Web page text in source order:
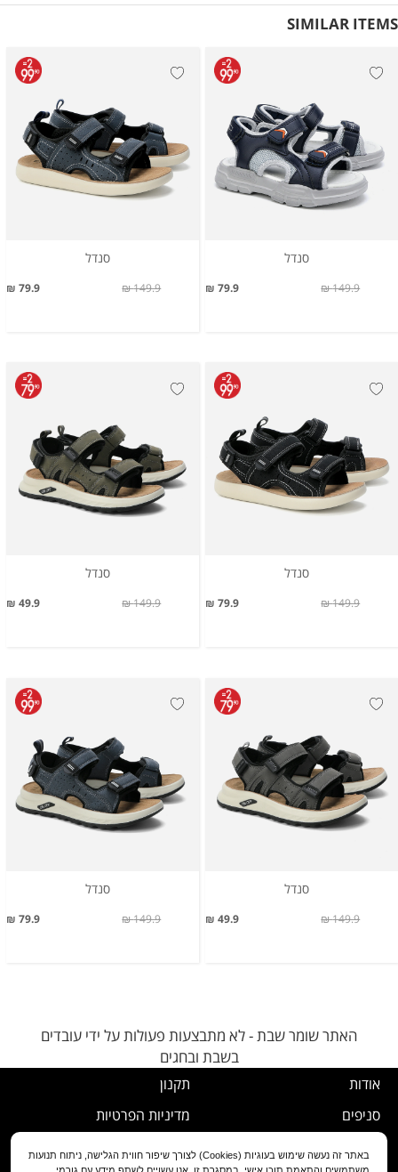
SIMILAR ITEMS
סנדל
79.9 ₪ 149.9 ₪
סנדל
79.9 ₪ 149.9 ₪
סנדל
79.9 ₪ 149.9 ₪
סנדל
49.9 ₪ 149.9 ₪
סנדל
49.9 ₪ 149.9 ₪
סנדל
79.9 ₪ 149.9 ₪
האתר שומר שבת - לא מתבצעות פעולות על ידי עובדים
בשבת ובחגים
אודות
סניפים
תקנון
מדיניות הפרטיות
נוהל ביטול עסקה
באתר זה נעשה שימוש בעוגיות (Cookies) לצורך שיפור חווית הגלישה, ניתוח תנועות